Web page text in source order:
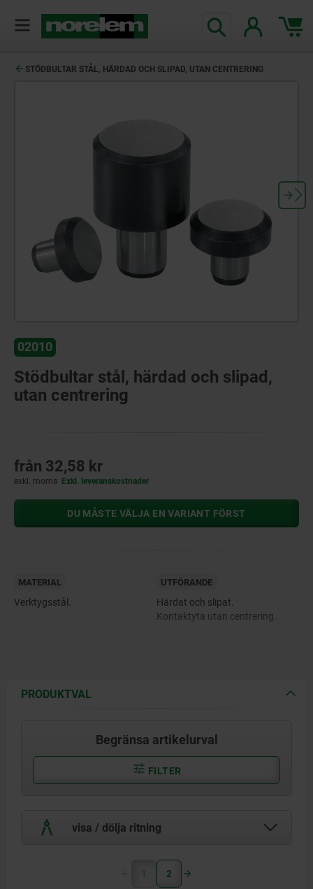
STÖDBULTAR STÅL, HÄRDAD OCH SLIPAD, UTAN CENTRERING
02010
Stödbultar stål, härdad och slipad,
utan centrering
från 32,58 kr
exkl. moms Exkl. leveranskostnader
DU MÅSTE VÄLJA EN VARIANT FÖRST
MATERIAL
Verktygsstål.
UTFÖRANDE
Härdat och slipat.
Kontaktyta utan centrering.
PRODUKTVAL
Begränsa artikelurval
FILTER
visa / dölja ritning
1 2